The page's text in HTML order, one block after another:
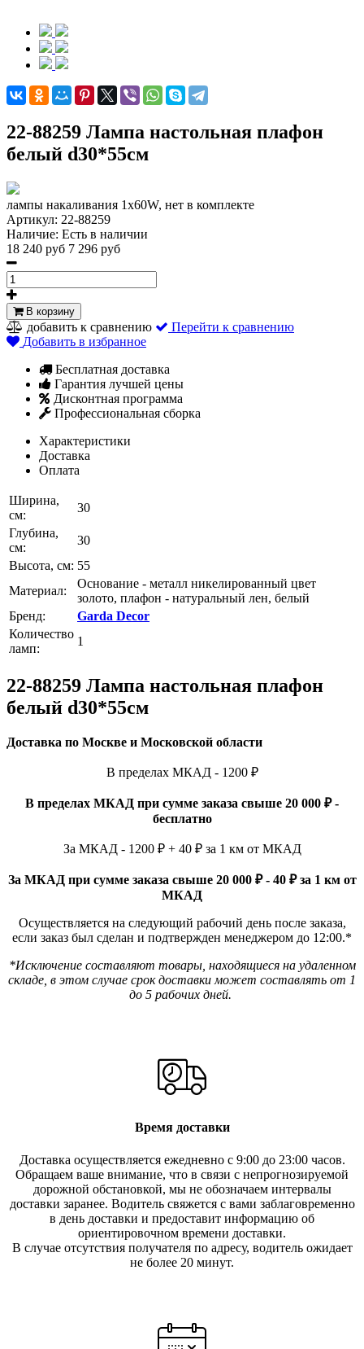
22-88259 Лампа настольная плафон
белый d30*55см
лампы накаливания 1х60W, нет в комплекте
Артикул: 22-88259
Наличие: Есть в наличии
18 240 руб 7 296 руб
В корзину
добавить к сравнению
Перейти к сравнению
Добавить в избранное
Бесплатная доставка
Гарантия лучшей цены
Дисконтная программа
Профессиональная сборка
Характеристики
Доставка
Оплата
Ширина,
см:
30
Глубина,
см:
30
Высота, см: 55
Материал:
Основание - металл никелированный цвет
золото, плафон - натуральный лен, белый
Бренд:
Garda Decor
Количество
ламп:
1
22-88259 Лампа настольная плафон
белый d30*55см
Доставка по Москве и Московской области
В пределах МКАД - 1200 ₽
В пределах МКАД при сумме заказа свыше 20 000 ₽ -
бесплатно
За МКАД - 1200 ₽ + 40 ₽ за 1 км от МКАД
За МКАД при сумме заказа свыше 20 000 ₽ - 40 ₽ за 1 км от
МКАД
Осуществляется на следующий рабочий день после заказа,
если заказ был сделан и подтвержден менеджером до 12:00.*
*Исключение составляют товары, находящиеся на удаленном
складе, в этом случае срок доставки может составлять от 1
до 5 рабочих дней.
Время доставки
Доставка осуществляется ежедневно с 9:00 до 23:00 часов.
Обращаем ваше внимание, что в связи с непрогнозируемой
дорожной обстановкой, мы не обозначаем интервалы
доставки заранее. Водитель свяжется с вами заблаговременно
в день доставки и предоставит информацию об
ориентировочном времени доставки.
В случае отсутствия получателя по адресу, водитель ожидает
не более 20 минут.